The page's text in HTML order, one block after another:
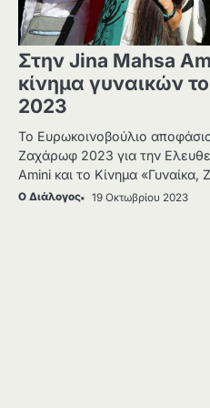
Στην Jina Mahsa
κίνημα γυναικών
2023
Το Ευρωκοινοβούλιο
Ζαχάρωφ 2023 για την
Amini και το Κίνημα
Ο Διάλογος 19 Οκτωβρίου 2023